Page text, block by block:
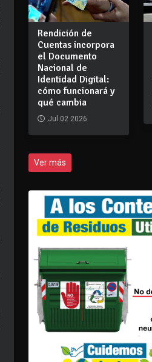
Rendición de
Cuentas incorpora
el Documento
Nacional de
Identidad Digital:
cómo funcionará y
qué cambia
Jul 02 2026
Ver más